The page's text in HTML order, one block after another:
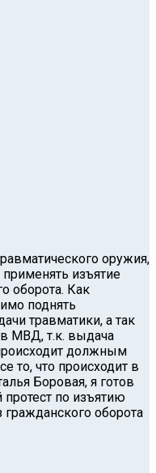
оружия,
изъятие
оборота. Как
поднять
травматики, а так
МВД, т.к. выдача
должным
то, что происходит в
Боровая, я готов
по изъятию
оборота